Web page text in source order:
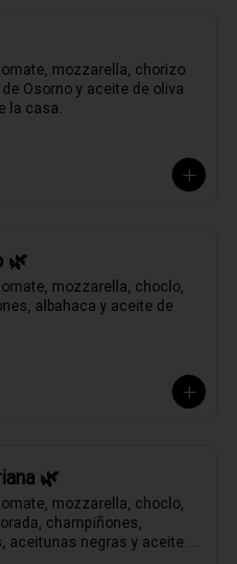
mozzarella, chorizo
Osorno y aceite de oliva
la casa.
🌿
mozzarella, choclo,
albahaca y aceite de
🌿
mozzarella, choclo,
champiñones,
aceitunas negras y aceite